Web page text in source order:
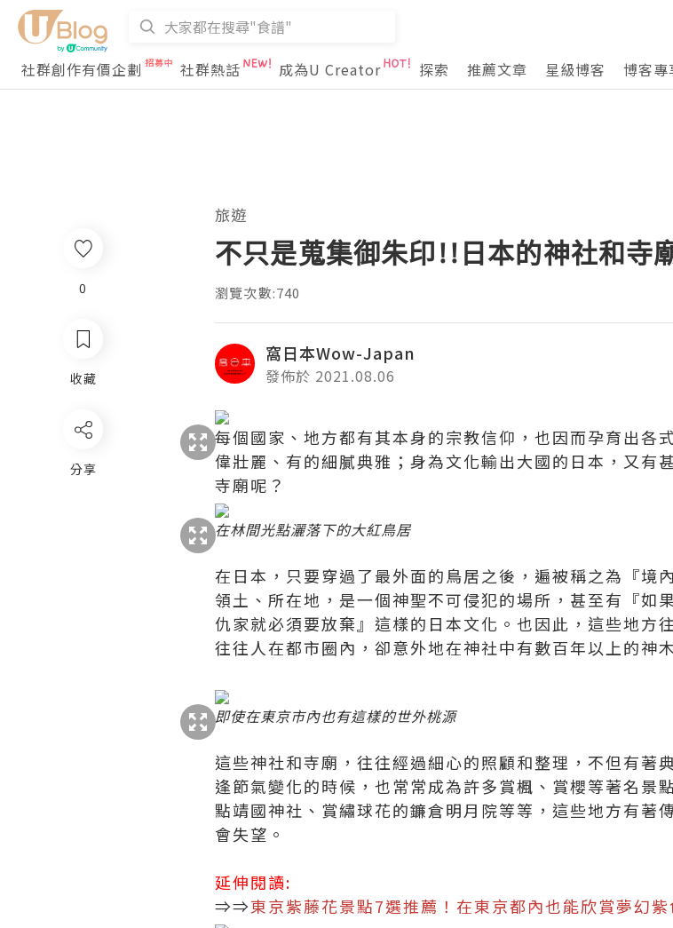
社群創作有價企劃
社群熱話 成為U Creator 探索 推薦文章 星級博客 博客專
旅遊
不只是蒐集御朱印!!日本的神社和寺
瀏覽次數:740
窩日本Wow-Japan
發佈於 2021.08.06
每個國家、地方都有其本身的宗教信仰，也因而孕育出各
偉壯麗、有的細膩典雅；身為文化輸出大國的日本，又有
寺廟呢？
在林間光點灑落下的大紅鳥居
在日本，只要穿過了最外面的鳥居之後，遍被稱之為『境
領土、所在地，是一個神聖不可侵犯的場所，甚至有『如
仇家就必須要放棄』這樣的日本文化。也因此，這些地方
往往人在都市圈內，卻意外地在神社中有數百年以上的神
即使在東京市內也有這樣的世外桃源
這些神社和寺廟，往往經過細心的照顧和整理，不但有著
逢節氣變化的時候，也常常成為許多賞楓、賞櫻等著名景
點靖國神社、賞繡球花的鐮倉明月院等等，這些地方有著
會失望。
延伸閱讀:
⇒⇒東京紫藤花景點7選推薦！在東京都內也能欣賞夢幻紫
0
收藏
分享